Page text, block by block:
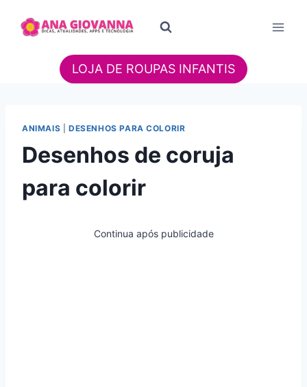
para
LOJA DE ROUPAS INFANTIS
ANIMAIS DESENHOS PARA COLORIR
Desenhos de coruja
para colorir
Continua após publicidade